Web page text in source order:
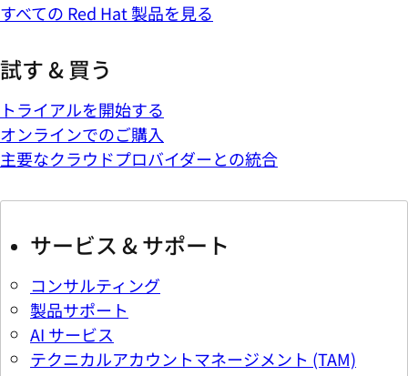
すべての Red Hat 製品を見る
試す & 買う
トライアルを開始する
オンラインでのご購入
主要なクラウドプロバイダーとの統合
サービス & サポート
コンサルティング
製品サポート
AI サービス
テクニカルアカウントマネージメント (TAM)